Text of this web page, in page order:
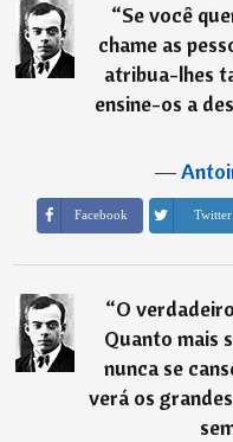
“Se você
chame as
atribua-lhes
ensine-os a
―
Facebook Twitter
“O
Quanto mais
nunca se
verá os